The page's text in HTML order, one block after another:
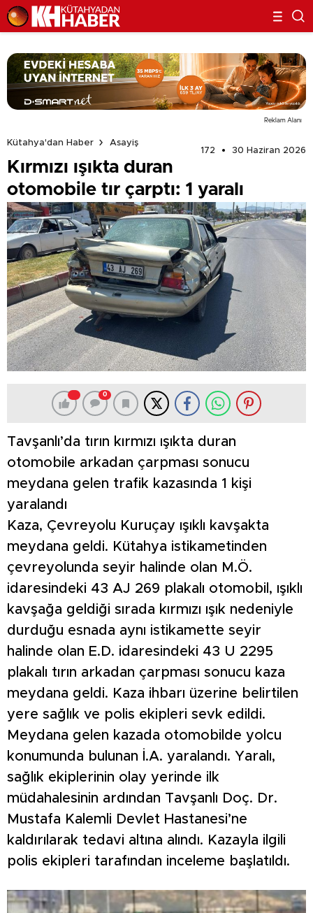
Reklam Alanı
Kütahya'dan Haber
Asayiş
172
30 Haziran 2026
Kırmızı ışıkta duran
otomobile tır çarptı: 1 yaralı
0
Tavşanlı’da tırın kırmızı ışıkta duran
otomobile arkadan çarpması sonucu
meydana gelen trafik kazasında 1 kişi
yaralandı
Kaza, Çevreyolu Kuruçay ışıklı kavşakta
meydana geldi. Kütahya istikametinden
çevreyolunda seyir halinde olan M.Ö.
idaresindeki 43 AJ 269 plakalı otomobil, ışıklı
kavşağa geldiği sırada kırmızı ışık nedeniyle
durduğu esnada aynı istikamette seyir
halinde olan E.D. idaresindeki 43 U 2295
plakalı tırın arkadan çarpması sonucu kaza
meydana geldi. Kaza ihbarı üzerine belirtilen
yere sağlık ve polis ekipleri sevk edildi.
Meydana gelen kazada otomobilde yolcu
konumunda bulunan İ.A. yaralandı. Yaralı,
sağlık ekiplerinin olay yerinde ilk
müdahalesinin ardından Tavşanlı Doç. Dr.
Mustafa Kalemli Devlet Hastanesi’ne
kaldırılarak tedavi altına alındı. Kazayla ilgili
polis ekipleri tarafından inceleme başlatıldı.